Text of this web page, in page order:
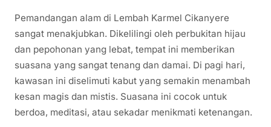
Pemandangan alam di Lembah Karmel Cikanyere
sangat menakjubkan. Dikelilingi oleh perbukitan hijau
dan pepohonan yang lebat, tempat ini memberikan
suasana yang sangat tenang dan damai. Di pagi hari,
kawasan ini diselimuti kabut yang semakin menambah
kesan magis dan mistis. Suasana ini cocok untuk
berdoa, meditasi, atau sekadar menikmati ketenangan.